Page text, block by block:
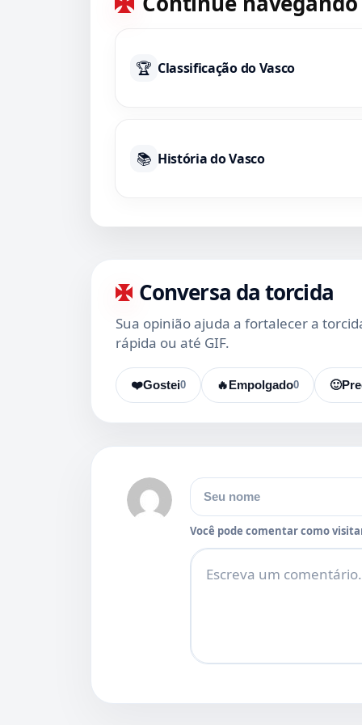
🏆 Classificação do Vasco
📚 História do Vasco
Conversa da torcida
Sua opinião ajuda a fortalecer a
rápida ou até GIF.
❤️ 0
Gostei 🔥 0
Empolgado 🙂
Nome
Você pode comentar como
Comentário